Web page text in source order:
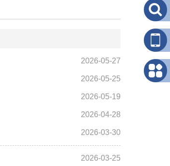
2026-05-27
2026-05-25
2026-05-19
2026-04-28
2026-03-30
2026-03-25